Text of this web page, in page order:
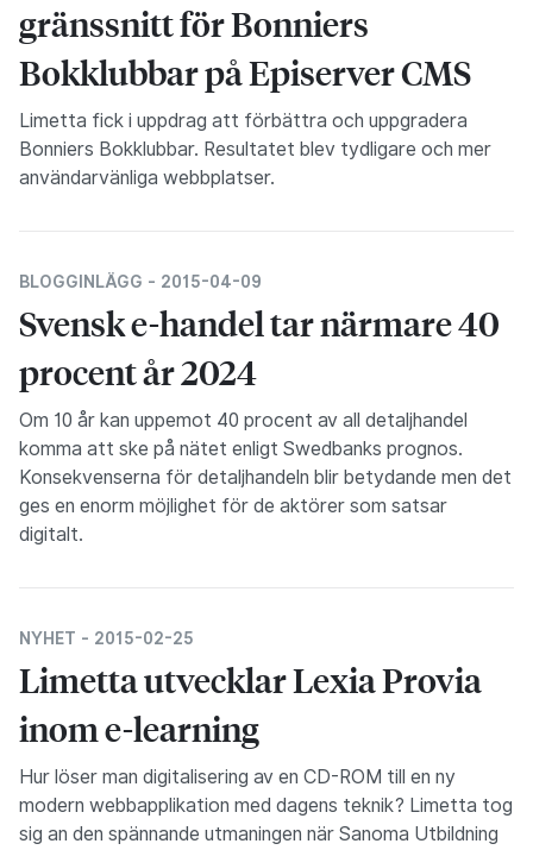
gränssnitt för Bonniers
Bokklubbar på Episerver CMS
Limetta fick i uppdrag att förbättra och uppgradera
Bonniers Bokklubbar. Resultatet blev tydligare och mer
användarvänliga webbplatser.
BLOGGINLÄGG - 2015-04-09
Svensk e-handel tar närmare 40
procent år 2024
Om 10 år kan uppemot 40 procent av all detaljhandel
komma att ske på nätet enligt Swedbanks prognos.
Konsekvenserna för detaljhandeln blir betydande men det
ges en enorm möjlighet för de aktörer som satsar
digitalt.
NYHET - 2015-02-25
Limetta utvecklar Lexia Provia
inom e-learning
Hur löser man digitalisering av en CD-ROM till en ny
modern webbapplikation med dagens teknik? Limetta tog
sig an den spännande utmaningen när Sanoma Utbildning